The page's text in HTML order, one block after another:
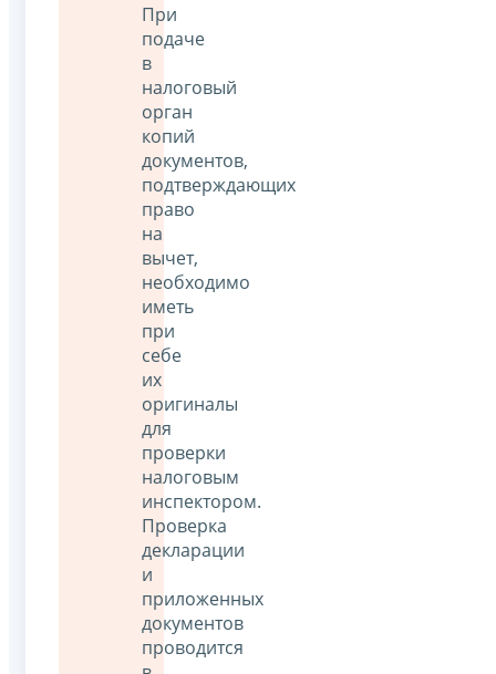
При
подаче
в
налоговый
орган
копий
документов,
подтверждающих
право
на
вычет,
необходимо
иметь
при
себе
их
оригиналы
для
проверки
налоговым
инспектором.
Проверка
декларации
и
приложенных
документов
проводится